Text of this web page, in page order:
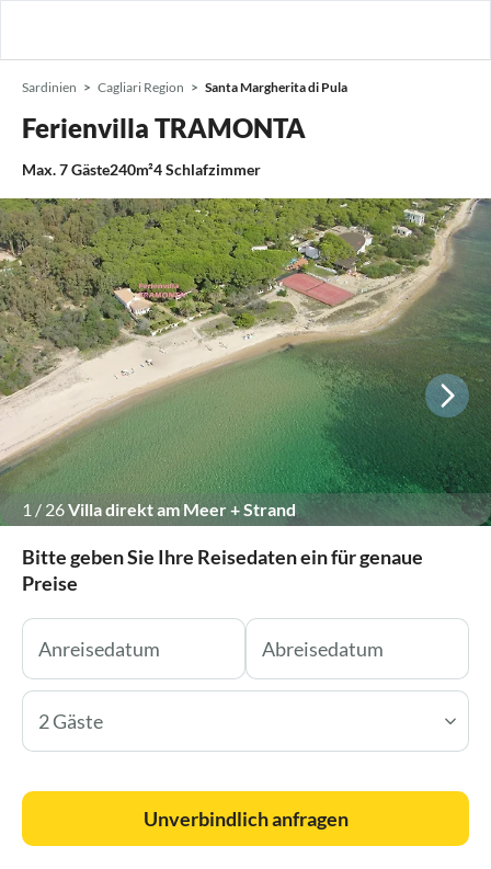
Sardinien Cagliari Region Santa Margherita di Pula
Ferienvilla TRAMONTA
Max.7Gäste240m²4Schlafzimmer
1 / 26Villa direkt am Meer + Strand
Bitte geben Sie Ihre Reisedaten ein für genaue
Preise
2 Gäste
Unverbindlich anfragen